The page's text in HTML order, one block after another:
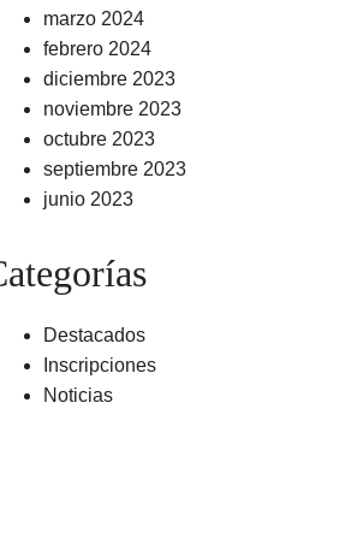
marzo 2024
febrero 2024
diciembre 2023
noviembre 2023
octubre 2023
septiembre 2023
junio 2023
Destacados
Inscripciones
Noticias